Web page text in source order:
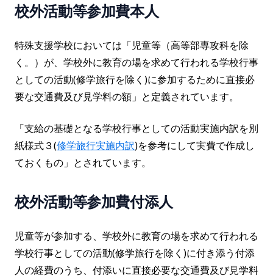
校外活動等参加費本人
特殊支援学校においては「児童等（高等部専攻科を除
く。）が、学校外に教育の場を求めて行われる学校行事
としての活動(修学旅行を除く)に参加するために直接必
要な交通費及び見学料の額」と定義されています。
「支給の基礎となる学校行事としての活動実施内訳を別
紙様式３(修学旅行実施内訳)を参考にして実費で作成し
ておくもの」とされています。
校外活動等参加費付添人
児童等が参加する、学校外に教育の場を求めて行われる
学校行事としての活動(修学旅行を除く)に付き添う付添
人の経費のうち、付添いに直接必要な交通費及び見学料